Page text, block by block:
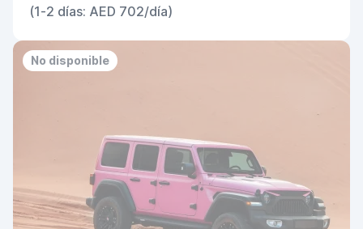
(1-2 días: AED 702/día)
No disponible